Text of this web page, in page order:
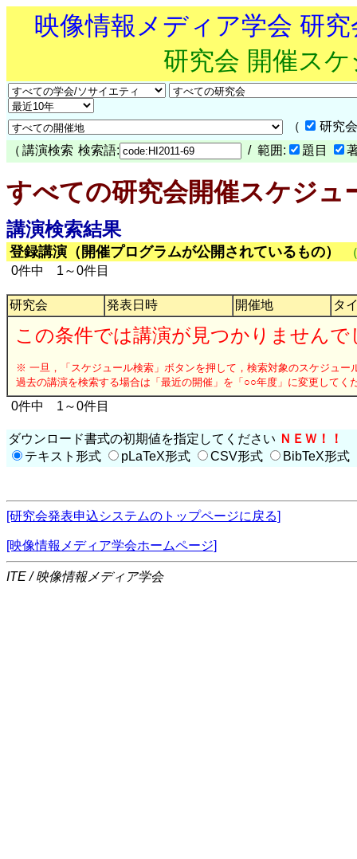
映像情報メディア学会 研
研究会 開催ス
（
研究
（ 講演検索 検索語: / 範囲: 題目
すべての研究会開催スケジュ
講演検索結果
登録講演（開催プログラムが公開されているもの）
0件中 1～0件目
研究会 発表日時 開催地 タ
この条件では講演が見つかりませんで
※ 一旦，「スケジュール検索」ボタンを押して，検索対象のスケジュー
過去の講演を検索する場合は「最近の開催」を「○○年度」に変更してく
0件中 1～0件目
ダウンロード書式の初期値を指定してください ＮＥＷ！！
テキスト形式
pLaTeX形式 CSV形式 BibTeX形式
[研究会発表申込システムのトップページに戻る]
[映像情報メディア学会ホームページ]
ITE / 映像情報メディア学会